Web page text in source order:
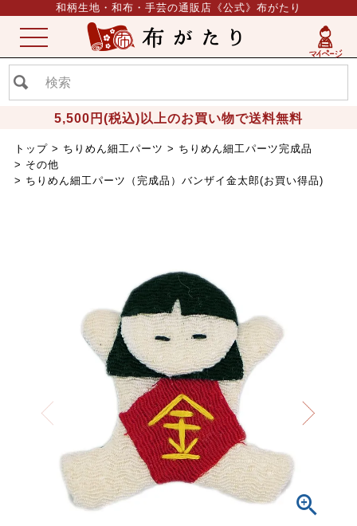
和柄生地・和布・手芸の通販店《公式》布がたり
5,500円(税込)以上のお買い物で送料無料
ME
NU
トップ ちりめん細工パーツ
ちりめん細工パーツ完成品
その他
ちりめん細工パーツ（完成品）バンザイ金太郎(お買い得品)